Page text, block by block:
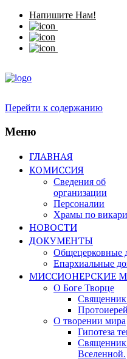
Напишите Нам!
Перейти к содержанию
Меню
ГЛАВНАЯ
КОМИССИЯ
Сведения об
организации
Персоналии
Храмы по
НОВОСТИ
ДОКУМЕНТЫ
Общецерковные
Епархиальные
МИССИОНЕРСКИЕ
О Боге Творце
О творении мира
Гипотеза
Священник
Вселенной.